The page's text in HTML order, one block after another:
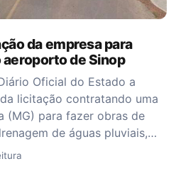
da empresa para
de Sinop
Oficial do Estado a
licitação contratando uma
(MG) para fazer obras de
de águas pluviais,…